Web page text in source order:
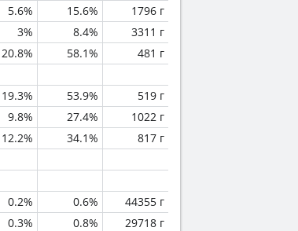
5.6% 15.6%
1796 г
3% 8.4%
3311 г
20.8% 58.1%
481 г
19.3% 53.9%
519 г
9.8% 27.4%
1022 г
12.2% 34.1%
817 г
0.2% 0.6%
44355 г
0.3% 0.8%
29718 г